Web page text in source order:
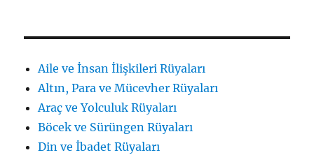
Aile ve İnsan İlişkileri Rüyaları
Altın, Para ve Mücevher Rüyaları
Araç ve Yolculuk Rüyaları
Böcek ve Sürüngen Rüyaları
Din ve İbadet Rüyaları